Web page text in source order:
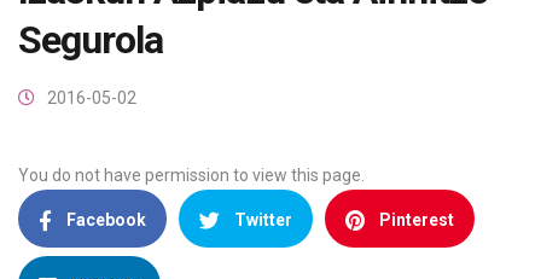
Segurola
2016-05-02
You do not have permission to view this page.
Facebook Twitter Pinterest